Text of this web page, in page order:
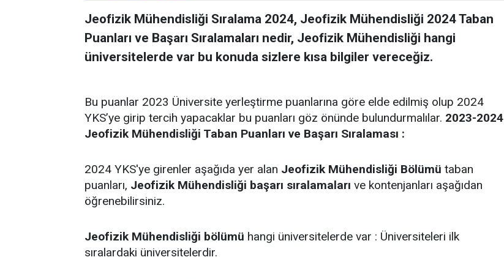
Jeofizik Mühendisliği Sıralama 2024, Jeofizik Mühendisliği 2024 Taban
Puanları ve Başarı Sıralamaları nedir, Jeofizik Mühendisliği hangi
üniversitelerde var bu konuda sizlere kısa bilgiler vereceğiz.
Bu puanlar 2023 Üniversite yerleştirme puanlarına göre elde edilmiş olup 2024
YKS’ye girip tercih yapacaklar bu puanları göz önünde bulundurmalılar. 2023-2024
Jeofizik Mühendisliği Taban Puanları ve Başarı Sıralaması :
2024 YKS'ye girenler aşağıda yer alan Jeofizik Mühendisliği Bölümü taban
puanları, Jeofizik Mühendisliği başarı sıralamaları ve kontenjanları aşağıdan
öğrenebilirsiniz.
Jeofizik Mühendisliği bölümü hangi üniversitelerde var : Üniversiteleri ilk
sıralardaki üniversitelerdir.